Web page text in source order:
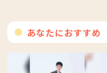
あなたにおすすめ